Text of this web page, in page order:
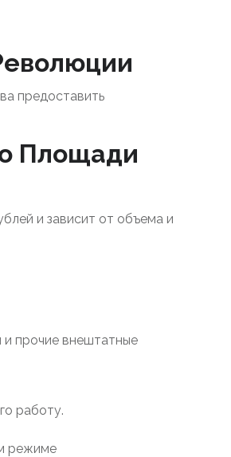
предоставить
Площади
и зависит от объема и
и прочие внештатные
работу.
режиме